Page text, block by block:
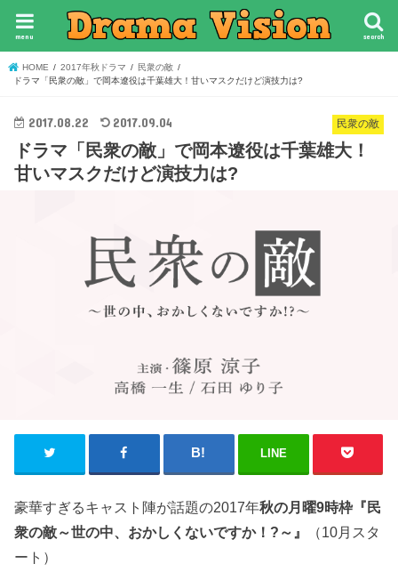
search
menu
HOME 2017年秋ドラマ
民衆の敵
ドラマ「民衆の敵」で岡本遼役は千葉雄大！甘いマスクだけど演技力は?
民衆の敵
2017.08.22 2017.09.04
ドラマ「民衆の敵」で岡本遼役は千葉雄大！
甘いマスクだけど演技力は?
LINE
豪華すぎるキャスト陣が話題の2017年秋の月曜9時枠『民
衆の敵～世の中、おかしくないですか！?～』
（10月スタ
ート）